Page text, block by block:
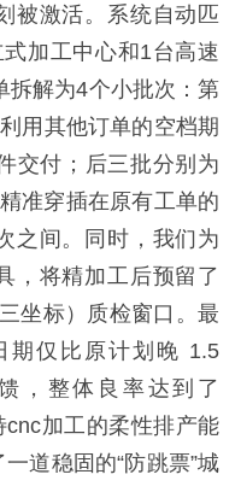
被激活。系统自动匹
加工中心和1台高速
拆解为4个小批次：第
用其他订单的空档期
交付；后三批分别为
准穿插在原有工单的
之间。同时，我们为
，将精加工后预留了
坐标）质检窗口。最
期仅比原计划晚 1.5
，整体良率达到了
加工的柔性排产能
道稳固的“防跳票”城